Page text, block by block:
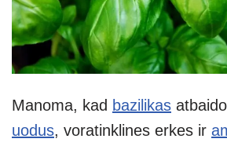
Manoma, kad bazilikas
uodus, voratinklines erkes ir